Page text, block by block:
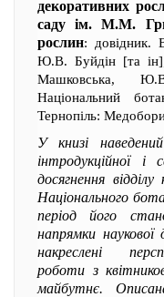
декоративних
саду ім. М.М.
рослин: довідник.
Ю.В. Буйдін [та
Машковська,
Національний
Тернопіль:
У книзі
інтродукційної і
досягнення
Національного
період його
напрямки наукової
накреслені
роботи з
майбутнє.